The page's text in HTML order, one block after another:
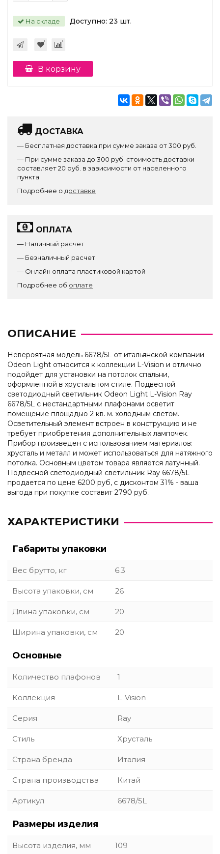
На складе Доступно: 23 шт.
В корзину
ДОСТАВКА
— Бесплатная доставка при сумме заказа от 300 руб.
— При сумме заказа до 300 руб. стоимость доставки
составляет 20 руб. в зависимости от населенного
пункта
Подробнее о доставке
ОПЛАТА
— Наличный расчет
— Безналичный расчет
— Онлайн оплата пластиковой картой
Подробнее об оплате
ОПИСАНИЕ
Невероятная модель 6678/5L от итальянской компании
Odeon Light относится к коллекции L-Vision и отлично
подойдет для установки на потолок спальни,
оформленной в хрустальном стиле. Подвесной
светодиодный светильник Odeon Light L-Vision Ray
6678/5L с нестандартными плафонами осветит
помещение площадью 2 кв. м. холодным светом.
Осветительный элемент встроен в конструкцию и не
требует приобретения дополнительных лампочек.
Прибор произведен с использованием материалов:
хрусталь и металл и может использоваться для натяжного
потолка. Основным цветом товара является латунный.
Подвесной светодиодный светильник Ray 6678/5L
продается по цене 6200 руб, с дисконтом 31% - ваша
выгода при покупке составит 2790 руб.
ХАРАКТЕРИСТИКИ
Габариты упаковки
Вес брутто, кг 6.3
Высота упаковки, см 26
Длина упаковки, см 20
Ширина упаковки, см 20
Основные
Количество плафонов 1
Коллекция L-Vision
Серия Ray
Стиль Хрусталь
Страна бренда Италия
Страна производства Китай
Артикул 6678/5L
Размеры изделия
Высота изделия, мм 109